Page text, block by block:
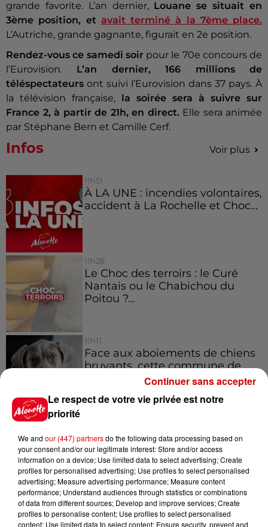
grande favorite. L’an dernier, Louane se situait en
3ème position, et avait terminé à la 7ème place.
L’Autriche, grande gagnante, figurait en 2e position.
Rendez-vous ce samedi soir pour le 70e concours de
l’Eurovision. L’an dernier, 166 millions de
téléspectateurs ont suivi l’Eurovision dans 37 pays. À
la télévision française,
la soirée sera à suivre sur
France 2, à partir de 21h, en direct. Elle sera animée
par Stéphane Bern et Camille Cerf.
Infos Voir plus
11h51
À LA UNE : incendies volontaires,
accident à La Rochelle et Choc...
11h28
Le Choc des terroirs : le Curé
Nantais ou le Chabichou du
Poitou ?...
11h11
Face aux aboiements de chiens
bruyants, cette commune de
"Nous sommes passés à côté
d'un drame" : une voiture chute
sur la...
Le respect de votre vie privée est notre
priorité
We and our (447) partnersdo the following data processing based on
your consent and/or our legitimate interest: Store and/or access
information on a device; Use limited data to select advertising; Create
profiles for personalised advertising; Use profiles to select personalised
advertising; Measure advertising performance; Measure content
performance; Understand audiences through statistics or combinations
of data from different sources; Develop and improve services; Create
profiles to personalise content; Use profiles to select personalised
content; Use limited data to select content; Ensure security, prevent and
Continuer sans accepter